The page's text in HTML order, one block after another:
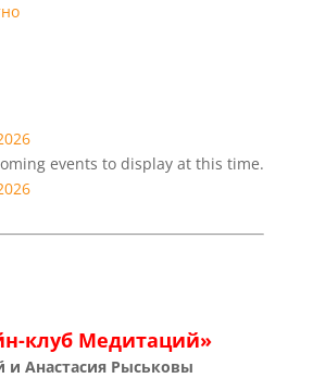
events to display at this time.
клуб Медитаций»
и Анастасия Рыськовы